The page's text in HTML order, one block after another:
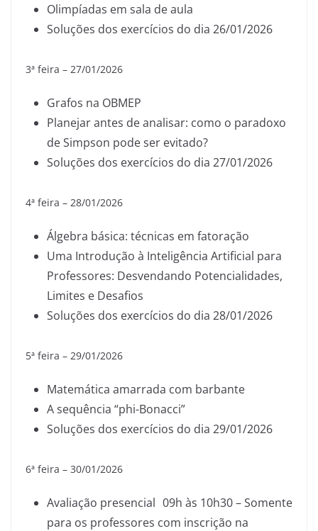
Olimpíadas em sala de aula
Soluções dos exercícios do dia 26/01/2026
3ª feira – 27/01/2026
Grafos na OBMEP
Planejar antes de analisar: como o paradoxo
de Simpson pode ser evitado?
Soluções dos exercícios do dia 27/01/2026
4ª feira – 28/01/2026
Álgebra básica: técnicas em fatoração
Uma Introdução à Inteligência Artificial para
Professores: Desvendando Potencialidades,
Limites e Desafios
Soluções dos exercícios do dia 28/01/2026
5ª feira – 29/01/2026
Matemática amarrada com barbante
A sequência “phi-Bonacci”
Soluções dos exercícios do dia 29/01/2026
6ª feira – 30/01/2026
Avaliação presencial 09h às 10h30 – Somente
para os professores com inscrição na